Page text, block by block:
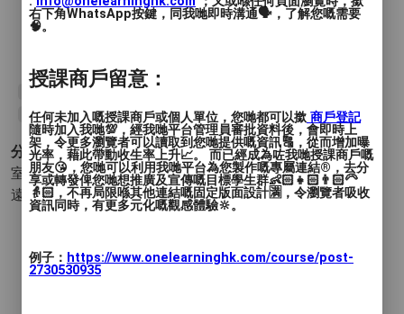
地點：香港仔、銅鑼灣、九龍仔、九龍灣、
深水埗、斧山道、天水圍、屯門、青衣、沙
#trackandfield #running
#兒童 #青少年 #運動 #興趣班
分類 :
室外運動 - 田徑- 中/長跑 短跑 接力賽 競步 跨欄 三級跳 跳
遠 跳高 撐竿跳 擲鐵餅 擲鏈球 擲標槍 擲鉛球 其他 (田徑)
右下角WhatsApp按鍵，同我哋即時溝通🗣️，了解您嘅需要
🧠。
授課商戶留意：
任何未加入嘅授課商戶或個人單位，您哋都可以撳 商戶登記
隨時加入我哋💯，經我哋平台管理員審批資料後，會即時上
架，令更多瀏覽者可以讀取到您哋提供嘅資訊🔠，從而增加曝
光率，藉此帶動收生率上升📈。 而已經成為咗我哋授課商戶嘅
朋友😘，您哋可以利用我哋平台為您製作嘅專屬連結®️，去分
享或轉發俾您哋想推廣及宣傳嘅目標學生群👶🏻👧🏻👨🏻‍🦳
👵🏻，不再局限喺其他連結嘅固定版面設計🈵，令瀏覽者吸收
資訊同時，有更多元化嘅觀感體驗🔆。
例子： https://www.onelearninghk.com/course/post-
2730530935